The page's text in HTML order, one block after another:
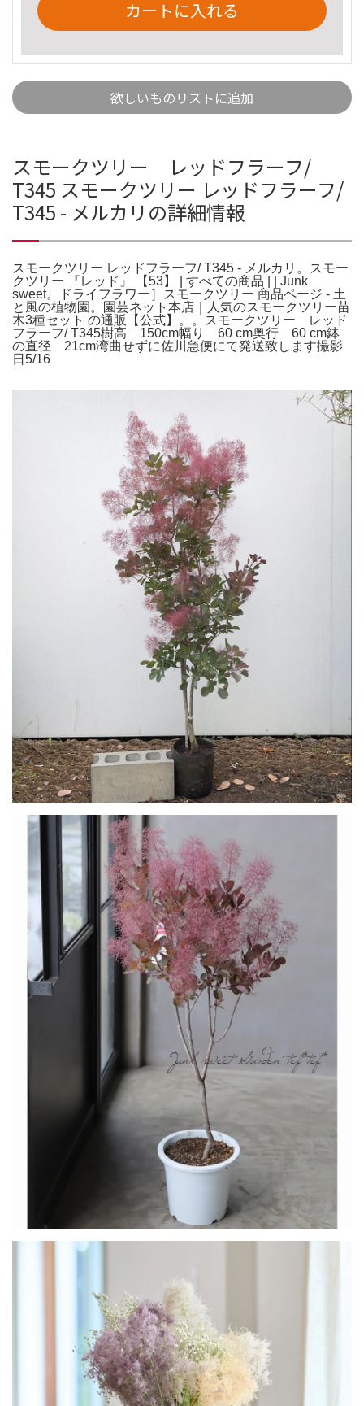
カートに入れる
欲しいものリストに追加
スモークツリー レッドフラーフ/
T345 スモークツリー レッドフラーフ/
T345 - メルカリの詳細情報
スモークツリー レッドフラーフ/ T345 - メルカリ。スモー
クツリー 『レッド』 【53】 | すべての商品 | | Junk
sweet。ドライフラワー］スモークツリー 商品ページ - 土
と風の植物園。園芸ネット本店｜人気のスモークツリー苗
木3種セット の通販【公式】。。スモークツリー レッド
フラーフ/ T345樹高 150cm幅り 60 cm奥行 60 cm鉢
の直径 21cm湾曲せずに佐川急便にて発送致します撮影
日5/16